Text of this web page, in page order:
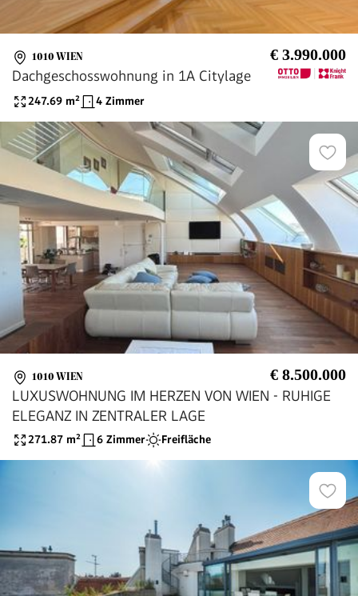
1010 WIEN € 3.990.000
Dachgeschosswohnung in 1A Citylage
247.69 m² 4 Zimmer
1010 WIEN € 8.500.000
LUXUSWOHNUNG IM HERZEN VON WIEN - RUHIGE
ELEGANZ IN ZENTRALER LAGE
271.87 m² 6 Zimmer Freifläche